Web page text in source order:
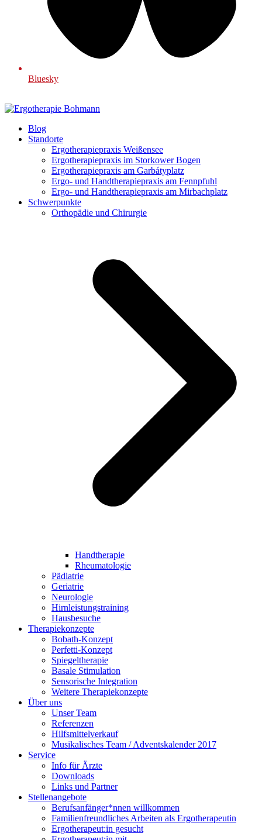
Bluesky
Blog
Standorte
Ergotherapiepraxis Weißensee
Ergotherapiepraxis im Storkower Bogen
Ergotherapiepraxis am Garbátyplatz
Ergo- und Handtherapiepraxis am Fennpfuhl
Ergo- und Handtherapiepraxis am Mirbachplatz
Schwerpunkte
Orthopädie und Chirurgie
Handtherapie
Rheumatologie
Pädiatrie
Geriatrie
Neurologie
Hirnleistungstraining
Hausbesuche
Therapiekonzepte
Bobath-Konzept
Perfetti-Konzept
Spiegeltherapie
Basale Stimulation
Sensorische Integration
Weitere Therapiekonzepte
Über uns
Unser Team
Referenzen
Hilfsmittelverkauf
Musikalisches Team / Adventskalender 2017
Service
Info für Ärzte
Downloads
Links und Partner
Stellenangebote
Berufsanfänger*nnen willkommen
Familienfreundliches Arbeiten als Ergotherapeutin
Ergotherapeut:in gesucht